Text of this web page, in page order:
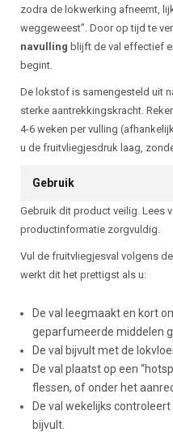
zodra de lokwerking afneemt,
weggeweest”. Door op tijd te
navulling blijft de val effectief
begint.
De lokstof is samengesteld uit
sterke aantrekkingskracht.
4-6 weken per vulling
u de fruitvliegjesdruk laag,
Gebruik
Gebruik dit product veilig. Lees
productinformatie zorgvuldig.
Vul de fruitvliegjesval volgens
werkt dit het prettigst als u:
De val leegmaakt en kort
geparfumeerde middelen
De val bijvult met de
De val plaatst op een
flessen, of onder het
De val wekelijks
bijvult.